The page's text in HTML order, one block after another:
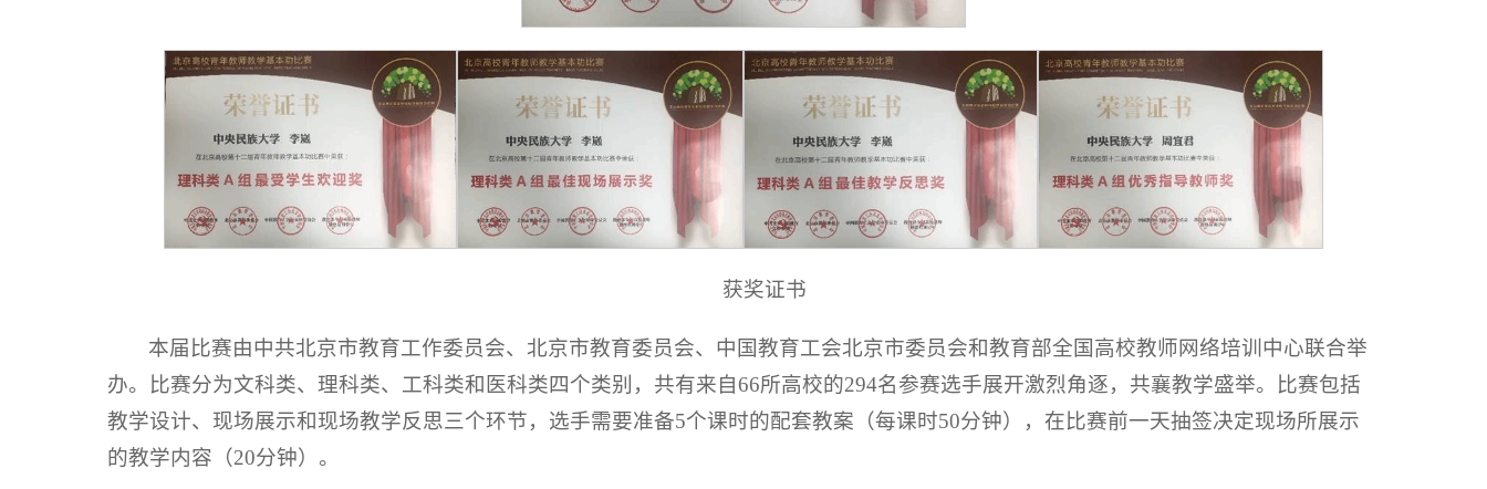
获奖证书
本届比赛由中共北京市教育工作委员会、北京市教育委员会、中国教育工会北京市委员会和教育部全国高校教师网络培训中心联合举
办。比赛分为文科类、理科类、工科类和医科类四个类别，共有来自66所高校的294名参赛选手展开激烈角逐，共襄教学盛举。比赛包括
教学设计、现场展示和现场教学反思三个环节，选手需要准备5个课时的配套教案（每课时50分钟），在比赛前一天抽签决定现场所展示
的教学内容（20分钟）。